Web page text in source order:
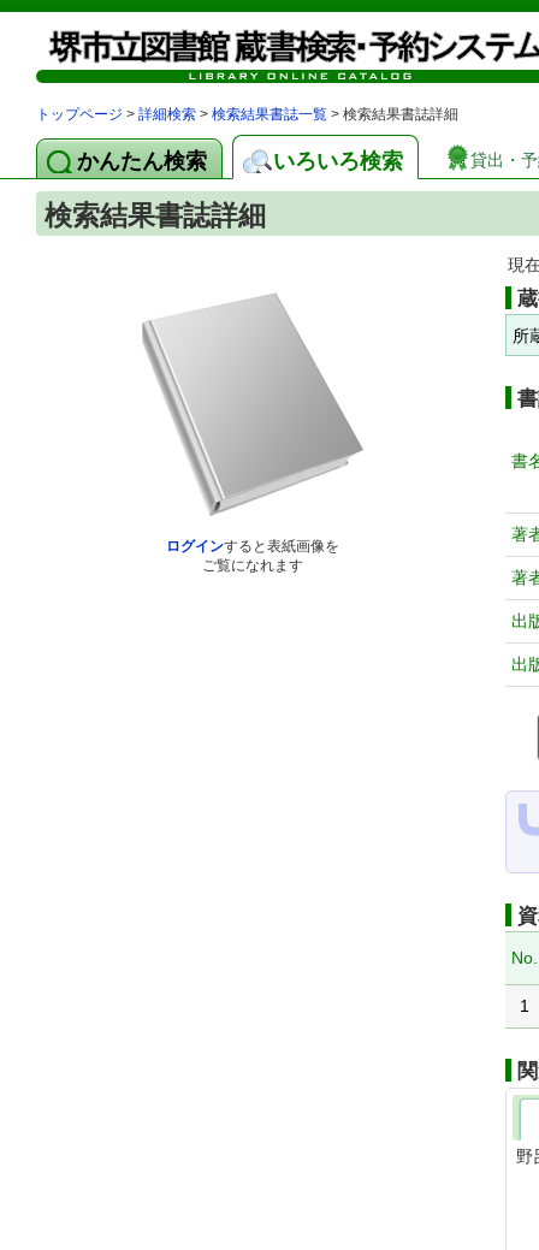
トップページ > 詳細検索 > 検索結果書誌一覧 > 検索結果書誌詳細
かんたん検索 いろいろ検索 貸出・
検索結果書誌詳細
ログインすると表紙画像を
ご覧になれます
現
所
書
著
著
出
出
No.
1
野